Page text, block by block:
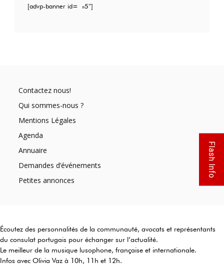
[advp-banner id= »5″]
Contactez nous!
Qui sommes-nous ?
Mentions Légales
Agenda
Annuaire
Demandes d’événements
Petites annonces
Écoutez des personnalités de la communauté, avocats et représentants
du consulat portugais pour échanger sur l’actualité.
Le meilleur de la musique lusophone, française et internationale.
Infos avec Olivia Vaz à 10h, 11h et 12h.
Flash Info